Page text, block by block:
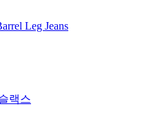
Leg Jeans
랙스